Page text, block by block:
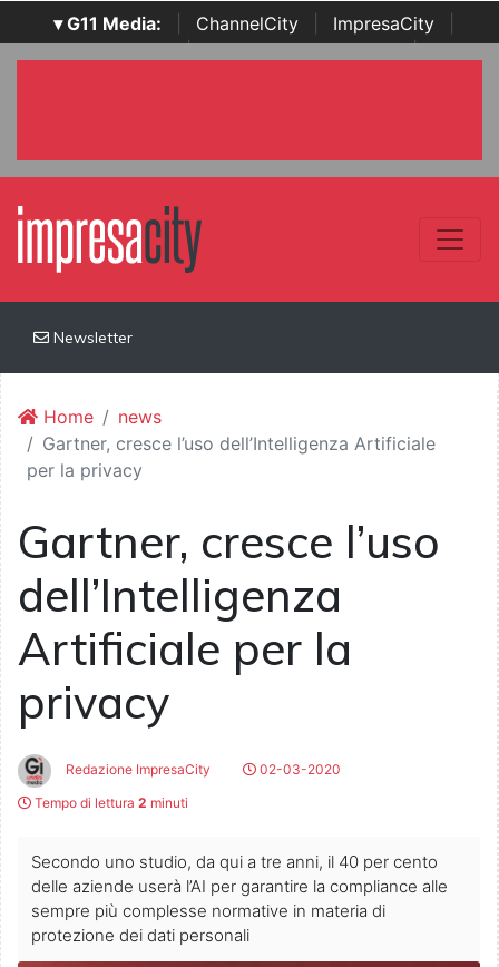
▾ G11 Media: ChannelCity ImpresaCity
SecurityOpenLab | Italian Channel Awards | Italian
Newsletter
Home
news
Gartner, cresce l’uso dell’Intelligenza Artificiale
per la privacy
Gartner, cresce l’uso
dell’Intelligenza
Artificiale per la
privacy
Redazione ImpresaCity
02-03-2020
Tempo di lettura 2 minuti
Secondo uno studio, da qui a tre anni, il 40 per cento
delle aziende userà l’AI per garantire la compliance alle
sempre più complesse normative in materia di
protezione dei dati personali